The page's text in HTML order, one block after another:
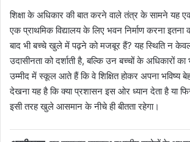
शिक्षा के अधिकार की बात करने वाले तंत्र के सामने यह
एक प्राथमिक विद्यालय के लिए भवन निर्माण करना
बाद भी बच्चे खुले में पढ़ने को मजबूर हैं? यह स्थिति न
उदासीनता को दर्शाती है, बल्कि उन बच्चों के अधिकारों
उम्मीद में स्कूल आते हैं कि वे शिक्षित होकर अपना भविष्य
देखना यह है कि क्या प्रशासन इस ओर ध्यान देता है या
इसी तरह खुले आसमान के नीचे ही बीतता रहेगा।